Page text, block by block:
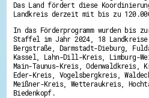
Hessen
Service-
Mach
GEMA-Pakt
Di@-Lotsen in
Das Land fördert diese
Landkreis derzeit mit bis zu
In das Förderprogramm wurden bis
Staffel im Jahr 2024, 18 Landkreise
Bergstraße, Darmstadt-Dieburg,
Kassel, Lahn-Dill-Kreis, Limburg-
Main-Taunus-Kreis, Odenwaldkreis,
Eder-Kreis, Vogelsbergkreis,
Meißner-Kreis, Wetteraukreis,
Biedenkopf.